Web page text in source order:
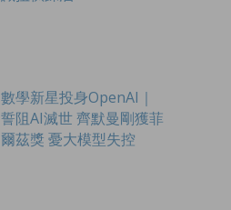
數學新星投身OpenAI｜
誓阻AI滅世 齊默曼剛獲菲
爾茲獎 憂大模型失控